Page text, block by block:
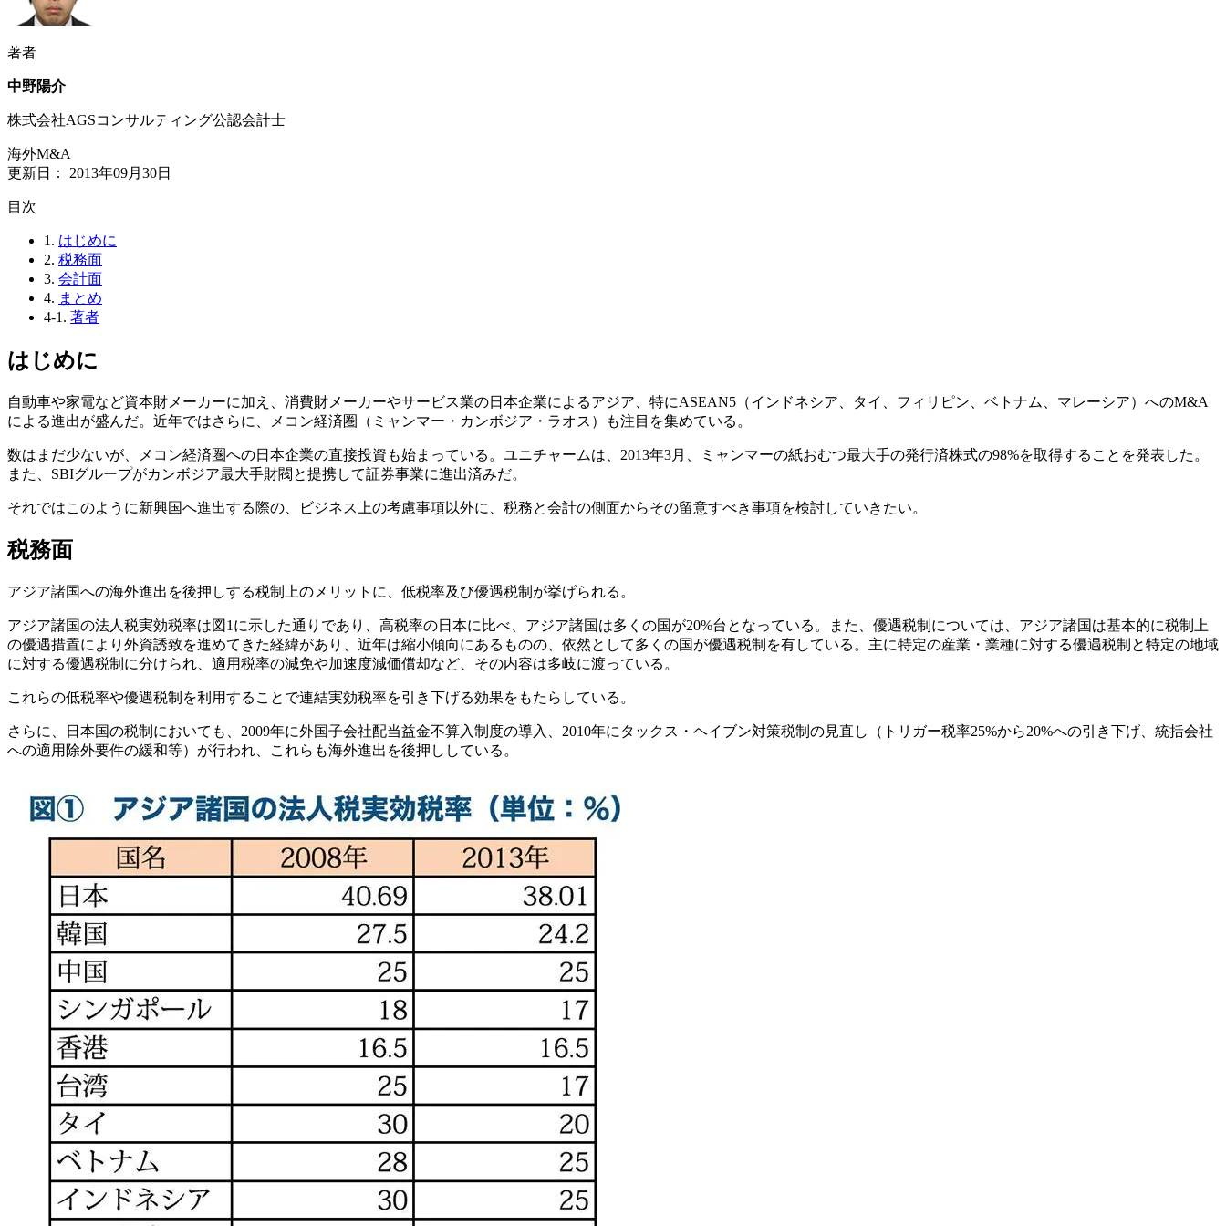
著者
中野陽介
株式会社AGSコンサルティング公認会計士
海外M&A
更新日： 2013年09月30日
⽬次
1. はじめに
2. 税務面
3. 会計面
4. まとめ
4-1. 著者
はじめに
自動車や家電など資本財メーカーに加え、消費財メーカーやサービス業の日本企業によるアジア、特にASEAN5（インドネシア、タイ、フィリピン、ベトナム、マレーシア）へのM&A
による進出が盛んだ。近年ではさらに、メコン経済圏（ミャンマー・カンボジア・ラオス）も注目を集めている。
数はまだ少ないが、メコン経済圏への日本企業の直接投資も始まっている。ユニチャームは、2013年3月、ミャンマーの紙おむつ最大手の発行済株式の98%を取得することを発表した。
また、SBIグループがカンボジア最大手財閥と提携して証券事業に進出済みだ。
それではこのように新興国へ進出する際の、ビジネス上の考慮事項以外に、税務と会計の側面からその留意すべき事項を検討していきたい。
税務面
アジア諸国への海外進出を後押しする税制上のメリットに、低税率及び優遇税制が挙げられる。
アジア諸国の法人税実効税率は図1に示した通りであり、高税率の日本に比べ、アジア諸国は多くの国が20%台となっている。また、優遇税制については、アジア諸国は基本的に税制上
の優遇措置により外資誘致を進めてきた経緯があり、近年は縮小傾向にあるものの、依然として多くの国が優遇税制を有している。主に特定の産業・業種に対する優遇税制と特定の地域
に対する優遇税制に分けられ、適用税率の減免や加速度減価償却など、その内容は多岐に渡っている。
これらの低税率や優遇税制を利用することで連結実効税率を引き下げる効果をもたらしている。
さらに、日本国の税制においても、2009年に外国子会社配当益金不算入制度の導入、2010年にタックス・ヘイブン対策税制の見直し（トリガー税率25%から20%への引き下げ、統括会社
への適用除外要件の緩和等）が行われ、これらも海外進出を後押ししている。